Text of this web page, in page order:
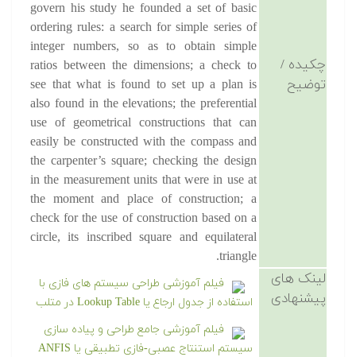
چکیده /
توضیح
govern his study he founded a set of basic
ordering rules: a search for simple series of
integer numbers, so as to obtain simple
ratios between the dimensions; a check to
see that what is found to set up a plan is
also found in the elevations; the preferential
use of geometrical constructions that can
easily be constructed with the compass and
the carpenter’s square; checking the design
in the measurement units that were in use at
the moment and place of construction; a
check for the use of construction based on a
circle, its inscribed square and equilateral
triangle.
لینک های
پیشنهادی
فیلم آموزشی طراحی سیستم های فازی با
استفاده از جدول ارجاع یا Lookup Table در متلب
فیلم آموزشی جامع طراحی و پیاده سازی
سیستم استنتاج عصبی-فازی تطبیقی یا ANFIS